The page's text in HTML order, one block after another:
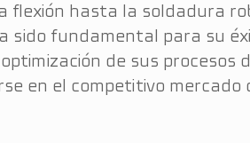
flexión hasta la soldadura
fundamental para su
de sus procesos
en el competitivo